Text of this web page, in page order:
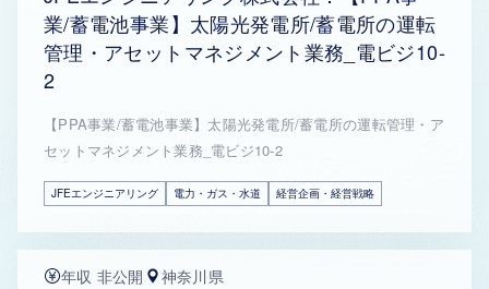
業/蓄電池事業】太陽光発電所/蓄電所の運転
管理・アセットマネジメント業務_電ビジ10-
2
【PPA事業/蓄電池事業】太陽光発電所/蓄電所の運転管理・ア
セットマネジメント業務_電ビジ10-2
JFEエンジニアリング 電力・ガス・水道 経営企画・経営戦略
年収 非公開 神奈川県